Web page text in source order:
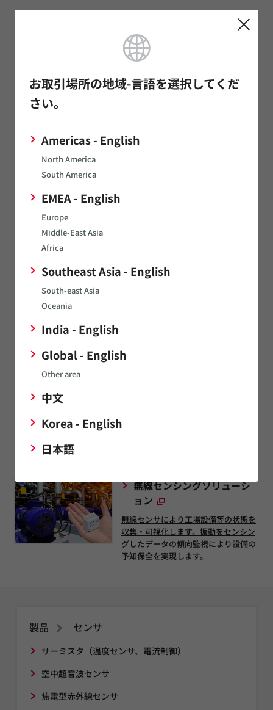
お取引場所の地域-言語を選択してくだ
さい。
Americas - English
North America
South America
EMEA - English
Europe
Middle-East Asia
Africa
Southeast Asia - English
South-east Asia
Oceania
India - English
Global - English
Other area
中文
Korea - English
日本語
実装に関するよくあるご質問
動作回路に関するよくあるご質問
お問い合わせ
お見積もりのお問い合わせ
技術的なお問い合わせ
模倣品に対するご注意
センシングデータを使ったソリューションサ
ービス・製品はこちら
無線センシングソリューシ
ョン
無線センサにより工場設備等の状態を
収集・可視化します。振動をセンシン
グしたデータの傾向監視により設備の
予知保全を実現します。
製品 センサ
サーミスタ（温度センサ、電流制御）
空中超音波センサ
焦電型赤外線センサ